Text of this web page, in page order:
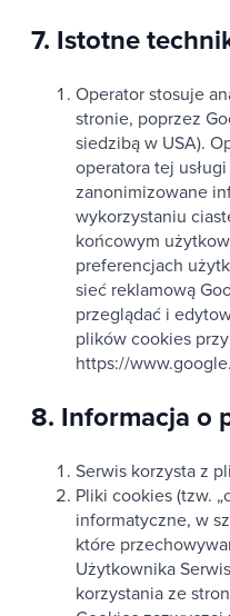
7. Istotne
Operator stosuje
stronie, poprzez
siedzibą w USA).
operatora tej
zanonimizowane
wykorzystaniu
końcowym
preferencjach
sieć reklamową
przeglądać i
plików cookies
https://
8. Informacja o
Serwis korzysta z
Pliki cookies (tzw.
informatyczne, w
które
Użytkownika
korzystania ze